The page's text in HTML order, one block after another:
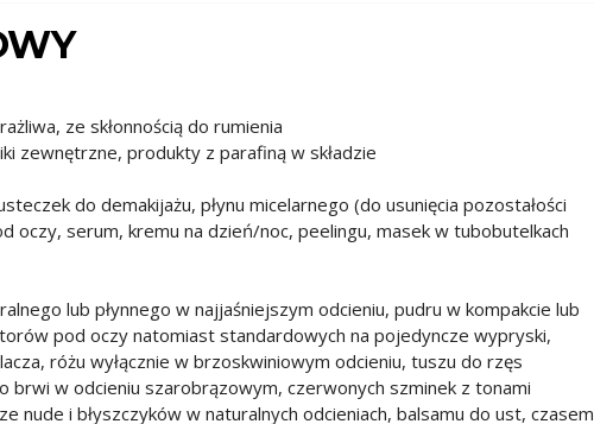
ze skłonnością do rumienia
zewnętrzne, produkty z parafiną w składzie
do demakijażu, płynu micelarnego (do usunięcia pozostałości
oczy, serum, kremu na dzień/noc, peelingu, masek w tubobutelkach
lub płynnego w najjaśniejszym odcieniu, pudru w kompakcie lub
pod oczy natomiast standardowych na pojedyncze wypryski,
różu wyłącznie w brzoskwiniowym odcieniu, tuszu do rzęs
brwi w odcieniu szarobrązowym, czerwonych szminek z tonami
nude i błyszczyków w naturalnych odcieniach, balsamu do ust, czasem